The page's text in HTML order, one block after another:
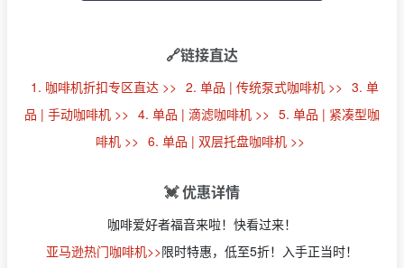
🔗链接直达
1. 咖啡机折扣专区直达 >> 2. 单品 | 传统泵式咖啡机 >> 3. 单
品 | 手动咖啡机 >> 4. 单品 | 滴滤咖啡机 >> 5. 单品 | 紧凑型咖
啡机 >> 6. 单品 | 双层托盘咖啡机 >>
💓 优惠详情
咖啡爱好者福音来啦！快看过来！
亚马逊热门咖啡机>>限时特惠，低至5折！入手正当时！